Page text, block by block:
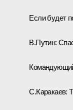
Если будет
В.Путин:
С.Каракаев: